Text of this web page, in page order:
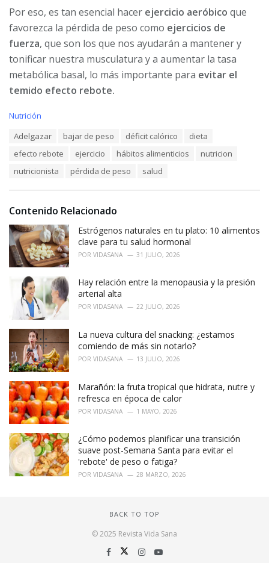
Por eso, es tan esencial hacer ejercicio aeróbico que
favorezca la pérdida de peso como ejercicios de
fuerza, que son los que nos ayudarán a mantener y
tonificar nuestra musculatura y a aumentar la tasa
metabólica basal, lo más importante para evitar el
temido efecto rebote.
C
s
:
Nutrición
Adelgazar bajar de peso déficit calórico
dieta
efecto rebote
ejercicio hábitos alimenticios
nutricion
nutricionista
pérdida de peso salud
Contenido Relacionado
Estrógenos naturales en tu plato: 10 alimentos
clave para tu salud hormonal
POR VIDASANA 31 JULIO, 2026
Hay relación entre la menopausia y la presión
arterial alta
POR VIDASANA 22 JULIO, 2026
La nueva cultura del snacking: ¿estamos
comiendo de más sin notarlo?
POR VIDASANA 13 JULIO, 2026
Marañón: la fruta tropical que hidrata, nutre y
refresca en época de calor
POR VIDASANA 1 MAYO, 2026
¿Cómo podemos planificar una transición
suave post-Semana Santa para evitar el
'rebote' de peso o fatiga?
POR VIDASANA 28 MARZO, 2026
BACK TO TOP
© 2025 Revista Vida Sana